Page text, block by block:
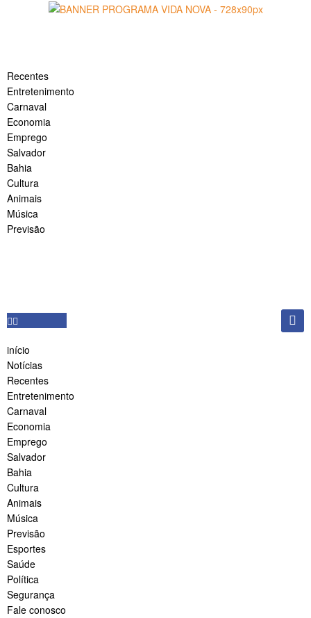
Recentes
Entretenimento
Carnaval
Economia
Emprego
Salvador
Bahia
Cultura
Animais
Música
Previsão
início
Notícias
Recentes
Entretenimento
Carnaval
Economia
Emprego
Salvador
Bahia
Cultura
Animais
Música
Previsão
Esportes
Saúde
Política
Segurança
Fale conosco